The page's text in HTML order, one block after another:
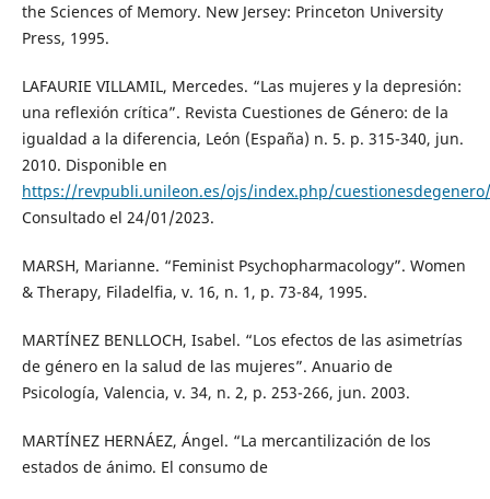
the Sciences of Memory. New Jersey: Princeton University
Press, 1995.
LAFAURIE VILLAMIL, Mercedes. “Las mujeres y la depresión:
una reflexión crítica”. Revista Cuestiones de Género: de la
igualdad a la diferencia, León (España) n. 5. p. 315-340, jun.
2010. Disponible en
https://revpubli.unileon.es/ojs/index.php/
Consultado el 24/01/2023.
MARSH, Marianne. “Feminist Psychopharmacology”. Women
& Therapy, Filadelfia, v. 16, n. 1, p. 73-84, 1995.
MARTÍNEZ BENLLOCH, Isabel. “Los efectos de las asimetrías
de género en la salud de las mujeres”. Anuario de
Psicología, Valencia, v. 34, n. 2, p. 253-266, jun. 2003.
MARTÍNEZ HERNÁEZ, Ángel. “La mercantilización de los
estados de ánimo. El consumo de